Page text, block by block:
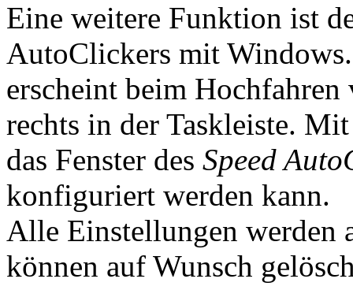
Eine weitere Funktion ist
AutoClickers mit
erscheint beim
rechts in der Taskleiste.
das Fenster des Speed
konfiguriert werden kann.
Alle Einstellungen werden
können auf Wunsch